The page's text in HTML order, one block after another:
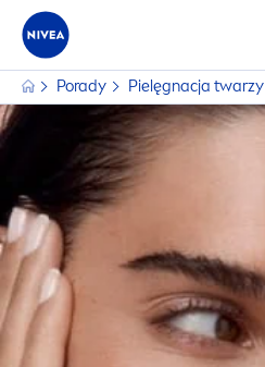
Porady Pielęgnacja twarzy